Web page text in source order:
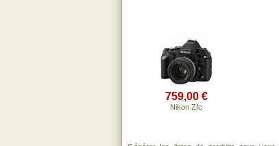
759,00 €
Nikon Zfc